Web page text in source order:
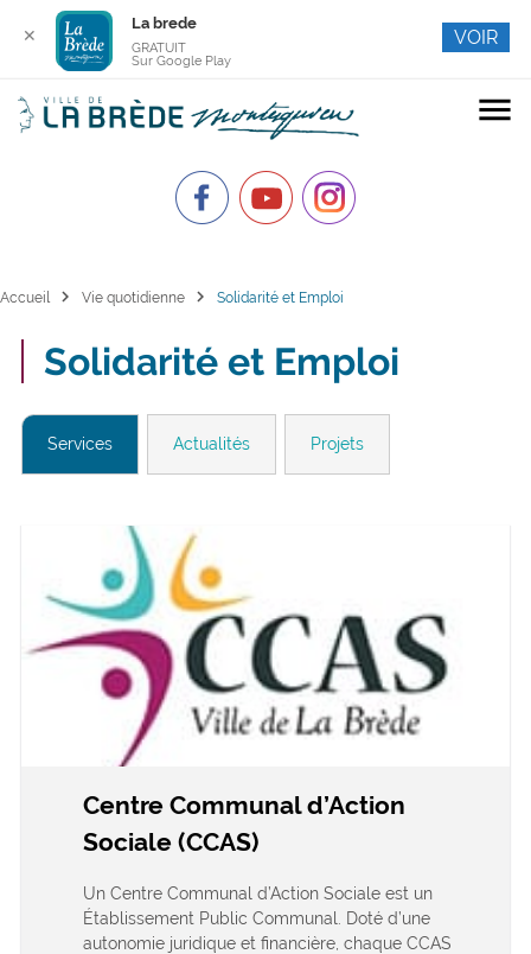
menu
Accueil chevron_right Vie quotidienne chevron_right Solidarité et Emploi
Solidarité et Emploi
Services Actualités Projets
Centre Communal d’Action
Sociale (CCAS)
Un Centre Communal d’Action Sociale est un
Établissement Public Communal. Doté d’une
autonomie juridique et financière, chaque CCAS
✕
La brede
GRATUIT
Sur Google Play
VOIR